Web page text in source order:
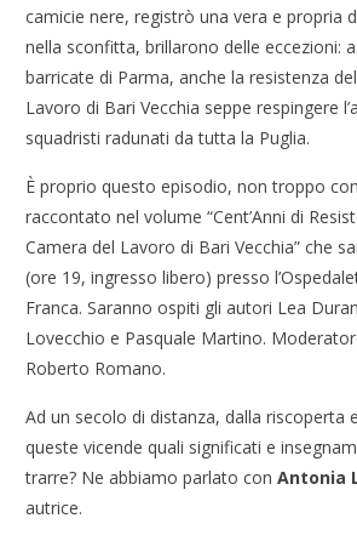
camicie nere, registrò una vera e propria
nella sconfitta, brillarono delle eccezioni:
barricate di Parma, anche la resistenza
Lavoro di Bari Vecchia seppe respingere
squadristi radunati da tutta la Puglia.
È proprio questo episodio, non troppo
raccontato nel volume “Cent’Anni di
Camera del Lavoro di Bari Vecchia” che
(ore 19, ingresso libero) presso
Franca. Saranno ospiti gli autori Lea
Lovecchio e Pasquale Martino.
Roberto Romano.
Ad un secolo di distanza, dalla riscoperta
queste vicende quali significati e
trarre? Ne abbiamo parlato conAntonia
autrice.